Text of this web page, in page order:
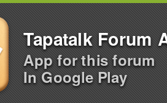
Tapatalk Forum
App for this forum
In Google Play